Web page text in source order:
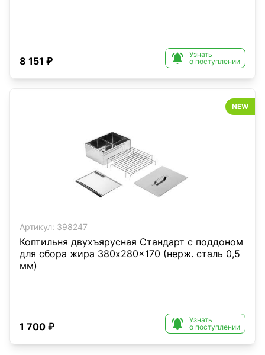
8 151 ₽ 
Узнать
о поступлении
Артикул: 398247
Коптильня двухъярусная Стандарт с поддоном
для сбора жира 380x280x170 (нерж. сталь 0,5
мм)
1 700 ₽ 
Узнать
о поступлении
NEW